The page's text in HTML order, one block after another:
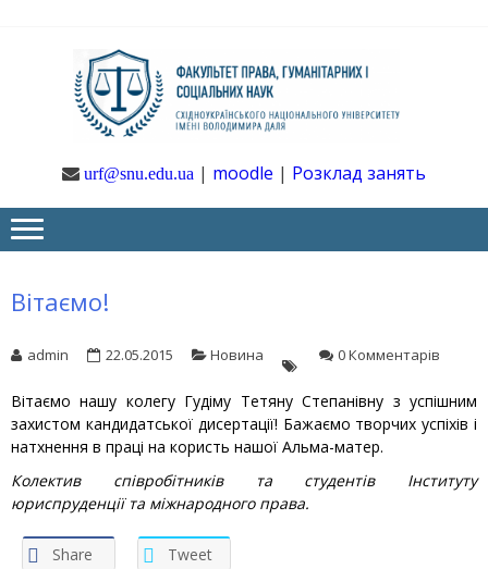
navigation
І
urf@snu.edu.ua | moodle | Розклад занять
Вітаємо!
admin 22.05.2015 Новина 0 Комментарів
Вітаємо нашу колегу Гудіму Тетяну Степанівну з успішним
захистом кандидатської дисертації! Бажаємо творчих успіхів і
натхнення в праці на користь нашої Альма-матер.
Колектив співробітників та студентів Інституту
юриспруденції та міжнародного права.
Share Tweet